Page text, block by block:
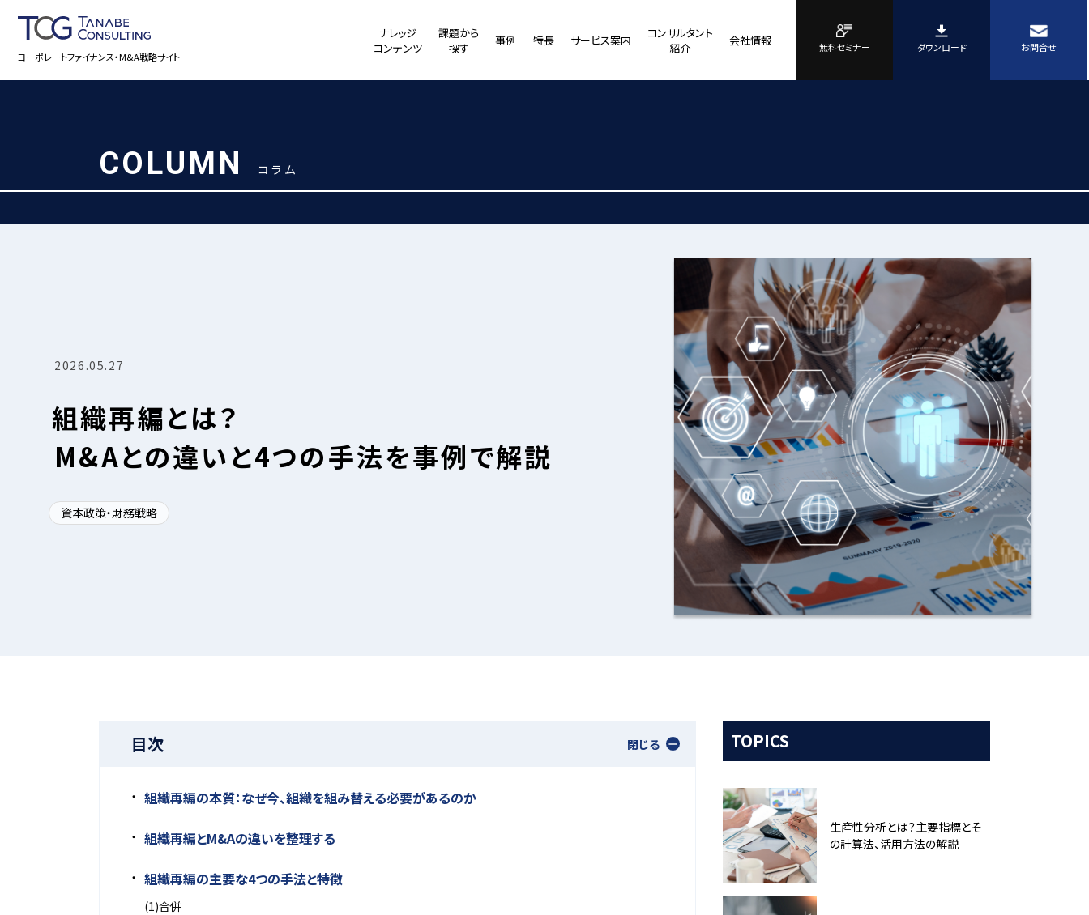
コーポレートファイナンス・M&A戦略サイト
ナレッジ
コンテンツ
課題から
探す
事例 特長 サービス案内
コンサルタント
紹介
会社情報 無料セミナー ダウンロード お問合せ
COLUMN コラム
2026.05.27
組織再編とは？
M&Aとの違いと4つの手法を事例で解説
資本政策・財務戦略
目次 閉じる
組織再編の本質：なぜ今、組織を組み替える必要があるのか
組織再編とM&Aの違いを整理する
組織再編の主要な4つの手法と特徴
(1)合併
TOPICS
生産性分析とは？主要指標とそ
の計算法、活用方法の解説